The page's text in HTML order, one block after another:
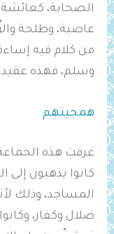
الصحابة،
عاصية، وطلحة
من كلام فيه
وسلم، فهذه
همجيتهم
عرفت هذه
كانوا يذهبون
المساجد، وذلك
ضلال وكفار،